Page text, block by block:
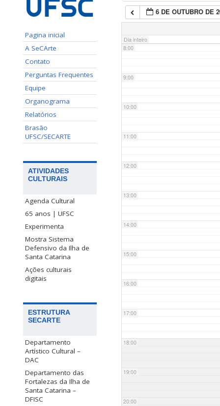
Pagina inicial
A SeCArte
Contato
Perguntas Frequentes
Equipe
Organograma
Relatórios
Brasão
UFSC/SECARTE
ATIVIDADES
CULTURAIS
Agenda Cultural
65 anos | UFSC
Experimenta
Mostra Sistema
Defensivo da Ilha de
Santa Catarina
Ações culturais
digitais
ESTRUTURA
SECARTE
Departamento
Artístico Cultural –
DAC
Departamento das
Fortalezas da Ilha de
Santa Catarina –
DFISC
6 DE OUTUBRO DE
Dia inteiro
7:00
8:00
9:00
10:00
11:00
12:00
13:00
14:00
15:00
16:00
17:00
18:00
19:00
20:00